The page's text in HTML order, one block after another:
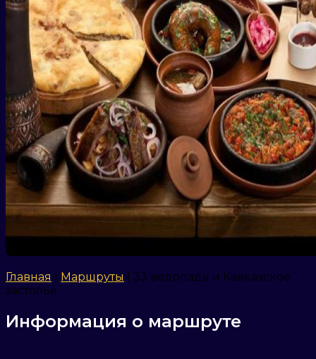
Главная Маршруты
33 водопада и Кавказское
застолье
Информация о маршруте